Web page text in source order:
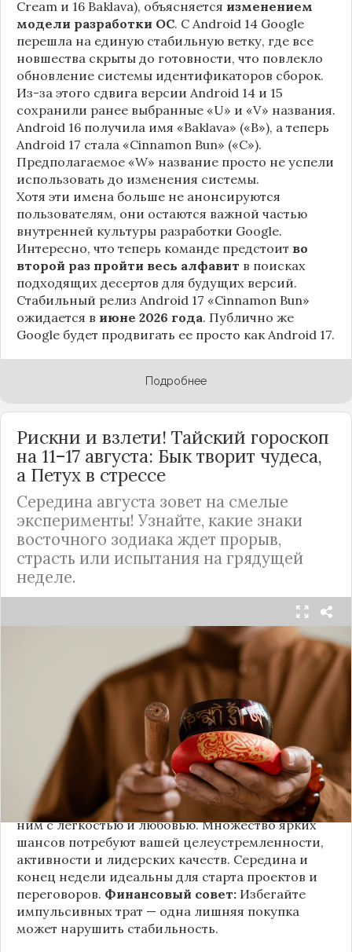
Cream и 16 Baklava), объясняется изменением
модели разработки ОС. С Android 14 Google
перешла на единую стабильную ветку, где все
новшества скрыты до готовности, что повлекло
обновление системы идентификаторов сборок.
Из-за этого сдвига версии Android 14 и 15
сохранили ранее выбранные «U» и «V» названия.
Android 16 получила имя «Baklava» («B»), а теперь
Android 17 стала «Cinnamon Bun» («C»).
Предполагаемое «W» название просто не успели
использовать до изменения системы.
Хотя эти имена больше не анонсируются
пользователям, они остаются важной частью
внутренней культуры разработки Google.
Интересно, что теперь команде предстоит во
второй раз пройти весь алфавит в поисках
подходящих десертов для будущих версий.
Стабильный релиз Android 17 «Cinnamon Bun»
ожидается в июне 2026 года. Публично же
Google будет продвигать ее просто как Android 17.
Подробнее
Рискни и взлети! Тайский гороскоп
на 11–17 августа: Бык творит чудеса,
а Петух в стрессе
Середина августа зовет на смелые
эксперименты! Узнайте, какие знаки
восточного зодиака ждет прорыв,
страсть или испытания на грядущей
неделе.
Общая атмосфера недели (11–17 августа):
"Середина августа — время смелости и
необычных экспериментов. Иногда стоит
рискнуть — это вознесет вас на вершину успеха.
В отношениях избегайте надуманных проблем:
воздушные замки могут разрушить тепло между
вами", — комментирует астролог Руслана
Краснова. Ключ к карьерным высотам —
вдохновение и уверенность в своих талантах.
Сложные задачи покорятся, если подходить к
ним с легкостью и любовью. Множество ярких
шансов потребуют вашей целеустремленности,
активности и лидерских качеств. Середина и
конец недели идеальны для старта проектов и
переговоров. Финансовый совет: Избегайте
импульсивных трат — одна лишняя покупка
может нарушить стабильность.